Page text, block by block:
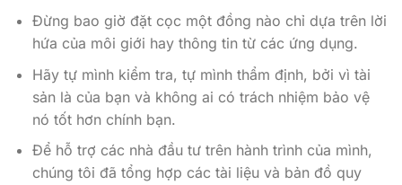
Đừng bao giờ đặt cọc một đồng nào chỉ dựa trên lời
hứa của môi giới hay thông tin từ các ứng dụng.
Hãy tự mình kiểm tra, tự mình thẩm định, bởi vì tài
sản là của bạn và không ai có trách nhiệm bảo vệ
nó tốt hơn chính bạn.
Để hỗ trợ các nhà đầu tư trên hành trình của mình,
chúng tôi đã tổng hợp các tài liệu và bản đồ quy